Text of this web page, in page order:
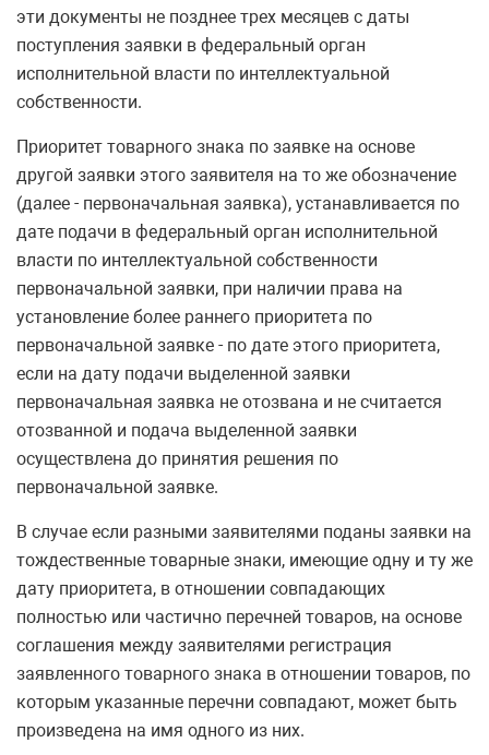
эти документы не позднее трех месяцев с даты
поступления заявки в федеральный орган
исполнительной власти по интеллектуальной
собственности.
Приоритет товарного знака по заявке на основе
другой заявки этого заявителя на то же обозначение
(далее - первоначальная заявка), устанавливается по
дате подачи в федеральный орган исполнительной
власти по интеллектуальной собственности
первоначальной заявки, при наличии права на
установление более раннего приоритета по
первоначальной заявке - по дате этого приоритета,
если на дату подачи выделенной заявки
первоначальная заявка не отозвана и не считается
отозванной и подача выделенной заявки
осуществлена до принятия решения по
первоначальной заявке.
В случае если разными заявителями поданы заявки на
тождественные товарные знаки, имеющие одну и ту же
дату приоритета, в отношении совпадающих
полностью или частично перечней товаров, на основе
соглашения между заявителями регистрация
заявленного товарного знака в отношении товаров, по
которым указанные перечни совпадают, может быть
произведена на имя одного из них.